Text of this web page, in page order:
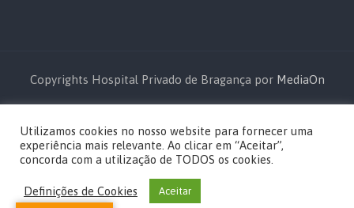
Copyrights Hospital Privado de Bragança por MediaOn
Utilizamos cookies no nosso website para fornecer uma
experiência mais relevante. Ao clicar em “Aceitar”,
concorda com a utilização de TODOS os cookies.
Definições de Cookies Aceitar